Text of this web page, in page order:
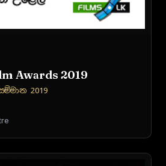
Awards 2019
2019